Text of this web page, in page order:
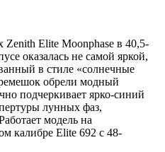
Zenith Elite Moonphase в 40,5-
оказалась не самой яркой,
в стиле «солнечные
обрели модный
подчеркивает ярко-синий
лунных фаз,
модель на
калибре Elite 692 с 48-